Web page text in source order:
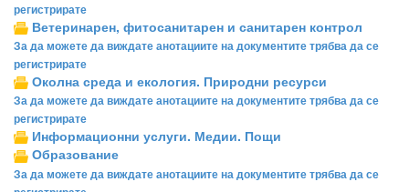
регистрирате
Ветеринарен, фитосанитарен и санитарен контрол
За да можете да виждате анотациите на документите трябва да се
регистрирате
Околна среда и екология. Природни ресурси
За да можете да виждате анотациите на документите трябва да се
регистрирате
Информационни услуги. Медии. Пощи
Образование
За да можете да виждате анотациите на документите трябва да се